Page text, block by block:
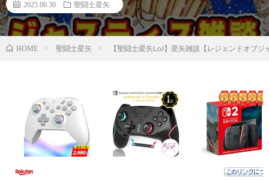
2025.06.30 聖闘士星矢
HOME 聖闘士星矢 【聖闘士星矢LoJ】星矢雑談【レジェンドオブジ